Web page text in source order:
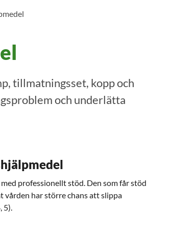
tillmatningsset, kopp och
och underlätta
professionellt stöd. Den som får stöd
vården har större chans att slippa
5).